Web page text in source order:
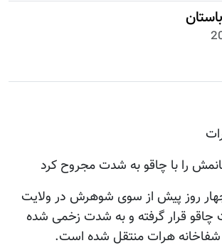
را با چاقو به شدت مجروح کرد
روز پیش از سوی شوهرش در ولایت
چاقو قرار گرفته و به شدت زخمی شده
شفاخانه هرات منتقل شده است.